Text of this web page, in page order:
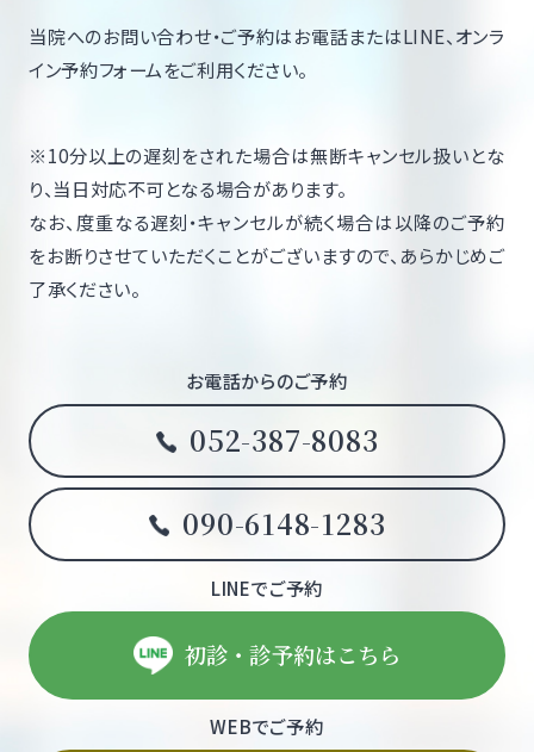
当院へのお問い合わせ・ご予約はお電話またはLINE、オンラ
イン予約フォームをご利用ください。
※10分以上の遅刻をされた場合は無断キャンセル扱いとな
り、当日対応不可となる場合があります。
なお、度重なる遅刻・キャンセルが続く場合は以降のご予約
をお断りさせていただくことがございますので、あらかじめご
了承ください。
お電話からのご予約
052-387-8083
090-6148-1283
LINEでご予約
初診・診予約はこちら
WEBでご予約